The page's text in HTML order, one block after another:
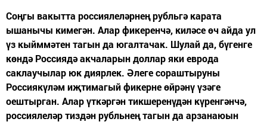
Соңгы вакытта россиялеләрнең рубльгә карата
ышанычы кимегән. Алар фикеренчә, киләсе өч айда ул
үз кыйммәтен тагын да югалтачак. Шулай да, бүгенге
көндә Россиядә акчаларын доллар яки еврода
саклаучылар юк диярлек. Әлеге сораштыруны
Россиякүләм иҗтимагый фикерне өйрәнү үзәге
оештырган. Алар үткәргән тикшеренүдән күренгәнчә,
россиялеләр тиздән рубльнең тагын да арзанаюын